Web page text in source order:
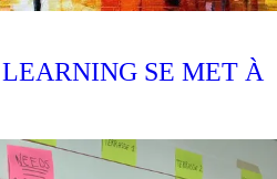
SE MET À